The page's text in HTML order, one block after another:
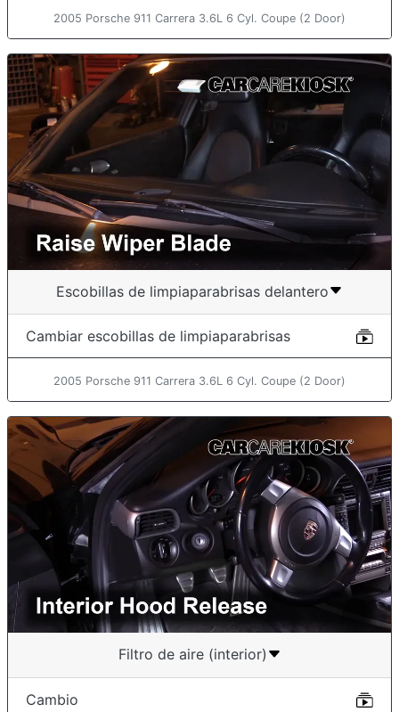
2005 Porsche 911 Carrera 3.6L 6 Cyl. Coupe (2 Door)
Escobillas de limpiaparabrisas delantero
Cambiar escobillas de limpiaparabrisas
2005 Porsche 911 Carrera 3.6L 6 Cyl. Coupe (2 Door)
Filtro de aire (interior)
Cambio